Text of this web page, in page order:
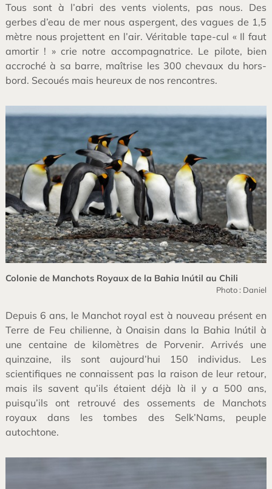
Tous sont à l’abri des vents violents, pas nous. Des
gerbes d’eau de mer nous aspergent, des vagues de 1,5
mètre nous projettent en l’air. Véritable tape-cul « Il faut
amortir ! » crie notre accompagnatrice. Le pilote, bien
accroché à sa barre, maîtrise les 300 chevaux du hors-
bord. Secoués mais heureux de nos rencontres.
Colonie de Manchots Royaux de la Bahia Inútil au Chili
Photo : Daniel
Depuis 6 ans, le Manchot royal est à nouveau présent en
Terre de Feu chilienne, à Onaisin dans la Bahia Inútil à
une centaine de kilomètres de Porvenir. Arrivés une
quinzaine, ils sont aujourd’hui 150 individus. Les
scientifiques ne connaissent pas la raison de leur retour,
mais ils savent qu’ils étaient déjà là il y a 500 ans,
puisqu’ils ont retrouvé des ossements de Manchots
royaux dans les tombes des Selk’Nams, peuple
autochtone.